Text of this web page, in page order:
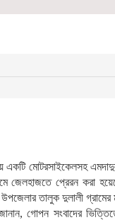
একটি মোটরসাইকেলসহ
জেলহাজতে প্রেরন করা
তালুক দুলালী গ্রামের
গোপন সংবাদের